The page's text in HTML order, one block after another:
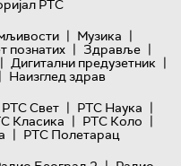
РТС
| Музика |
познатих | Здравље |
| Дигитални предузетник |
| Наизглед здрав
РТС Свет | РТС Наука |
Класика | РТС Коло |
| РТС Полетарац